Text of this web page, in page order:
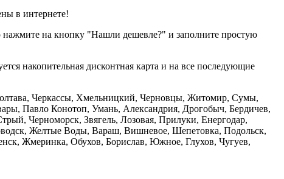
в интернете!
на кнопку "Нашли дешевле?" и заполните простую
накопительная дисконтная карта и на все последующие
Черкассы, Хмельницкий, Черновцы, Житомир, Сумы,
Павло Конотоп, Умань, Александрия, Дрогобыч, Бердичев,
Черноморск, Звягель, Лозовая, Прилуки, Енергодар,
Желтые Воды, Вараш, Вишневое, Шепетовка, Подольск,
Жмеринка, Обухов, Борислав, Южное, Глухов, Чугуев,